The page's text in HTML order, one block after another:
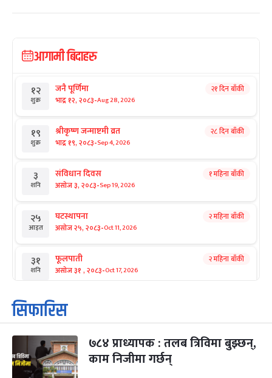
आगामी बिदाहरु
१२
शुक्र
जनै पूर्णिमा
भाद्र १२, २०८३-Aug 28, 2026
२१ दिन बाँकी
१९
शुक्र
श्रीकृष्ण जन्माष्टमी व्रत
भाद्र १९, २०८३-Sep 4, 2026
२८ दिन बाँकी
३
शनि
संविधान दिवस
असोज ३, २०८३-Sep 19, 2026
१ महिना बाँकी
२५
आइत
घटस्थापना
असोज २५, २०८३-Oct 11, 2026
२ महिना बाँकी
३१
शनि
फूलपाती
असोज ३१ , २०८३-Oct 17, 2026
२ महिना बाँकी
१
आइत
कार्तिक सङ्क्रान्ति
कार्तिक १, २०८३
३
मंगल
महानवमी
कार्तिक ३, २०८३-Oct 20, 2026
२ महिना बाँकी
सिफारिस
७८४ प्राध्यापक : तलब त्रिविमा बुझ्छन्,
काम निजीमा गर्छन्